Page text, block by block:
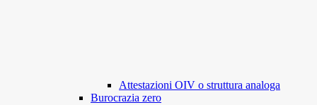
Attestazioni OIV o struttura analoga
Burocrazia zero